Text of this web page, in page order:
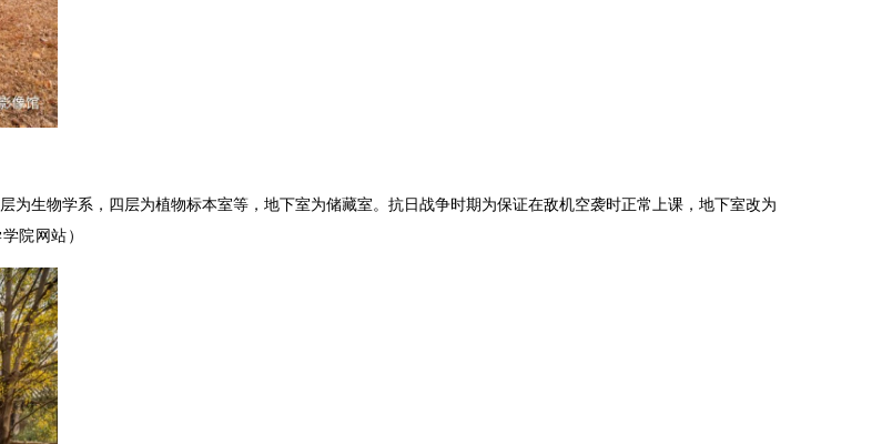
为生物学系，四层为植物标本室等，地下室为储藏室。抗日战争时期为保证在敌机空袭时正常上课，地下室改为
院网站）